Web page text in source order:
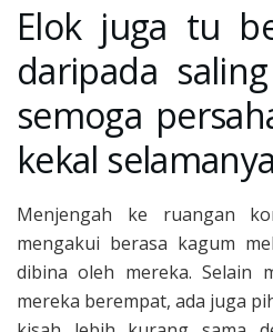
Elok juga tu
daripada
semoga
kekal selamanya
Menjengah ke ruangan
mengakui berasa kagum
dibina oleh mereka. Selain
mereka berempat, ada juga